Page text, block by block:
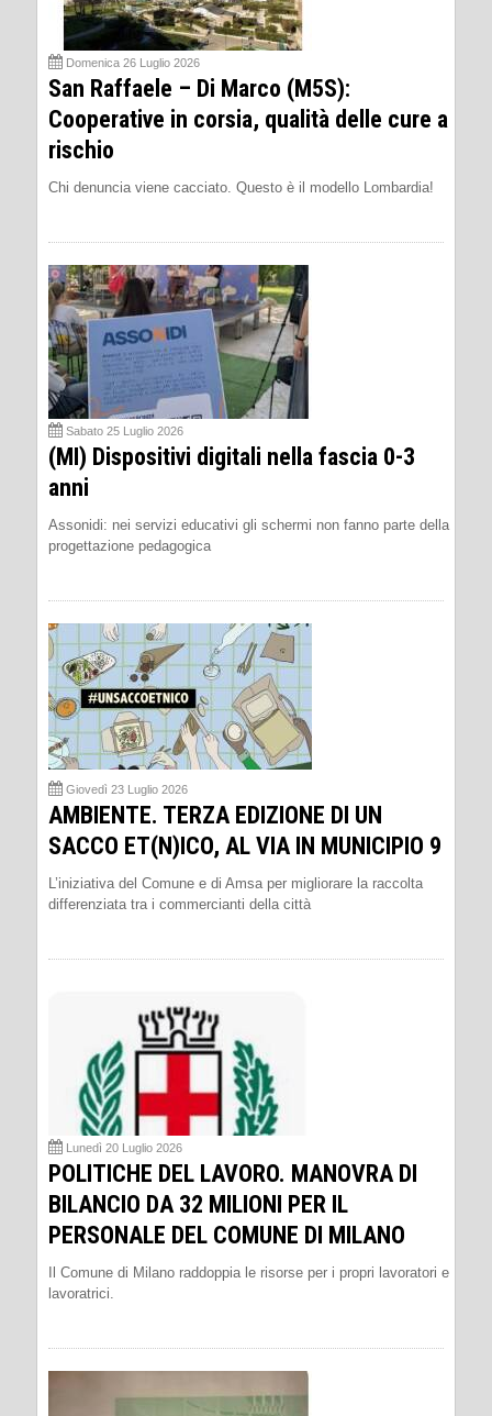
Domenica 26 Luglio 2026
San Raffaele – Di Marco (M5S):
Cooperative in corsia, qualità delle cure a
rischio
Chi denuncia viene cacciato. Questo è il modello Lombardia!
Sabato 25 Luglio 2026
(MI) Dispositivi digitali nella fascia 0-3
anni
Assonidi: nei servizi educativi gli schermi non fanno parte della
progettazione pedagogica
Giovedì 23 Luglio 2026
AMBIENTE. TERZA EDIZIONE DI UN
SACCO ET(N)ICO, AL VIA IN MUNICIPIO 9
L’iniziativa del Comune e di Amsa per migliorare la raccolta
differenziata tra i commercianti della città
Lunedì 20 Luglio 2026
POLITICHE DEL LAVORO. MANOVRA DI
BILANCIO DA 32 MILIONI PER IL
PERSONALE DEL COMUNE DI MILANO
Il Comune di Milano raddoppia le risorse per i propri lavoratori e
lavoratrici.